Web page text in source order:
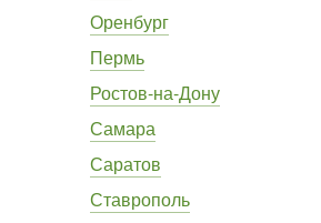
Оренбург
Пермь
Ростов-на-Дону
Самара
Саратов
Ставрополь